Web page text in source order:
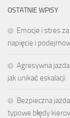
OSTATNIE WPISY
Emocje i stres
napięcie i
Agresywna
jak unikać eskalacji
Bezpieczna
typowe błędy